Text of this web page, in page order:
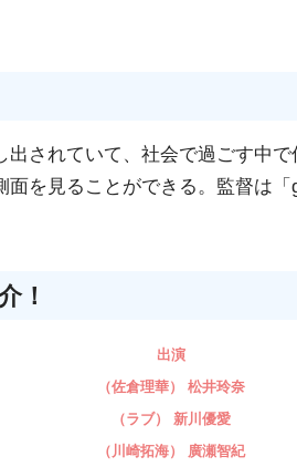
出されていて、社会で過ごす中
を見ることができる。監督は「
！
出演
（佐倉理華） 松井玲奈
（ラブ） 新川優愛
（川崎拓海） 廣瀬智紀